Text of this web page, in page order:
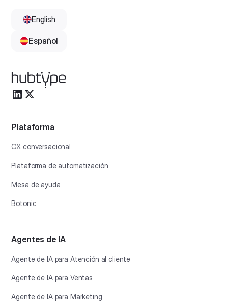
Plataforma
CX conversacional
Plataforma de automatización
Mesa de ayuda
Botonic
Agentes de IA
Agente de IA para Atención al cliente
Agente de IA para Ventas
Agente de IA para Marketing
English
Español